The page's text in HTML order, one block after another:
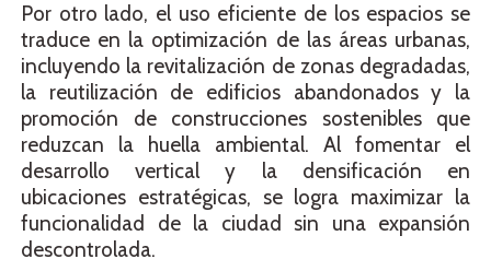
Por otro lado, el uso eficiente de los espacios se
traduce en la optimización de las áreas urbanas,
incluyendo la revitalización de zonas degradadas,
la reutilización de edificios abandonados y la
promoción de construcciones sostenibles que
reduzcan la huella ambiental. Al fomentar el
desarrollo vertical y la densificación en
ubicaciones estratégicas, se logra maximizar la
funcionalidad de la ciudad sin una expansión
descontrolada.